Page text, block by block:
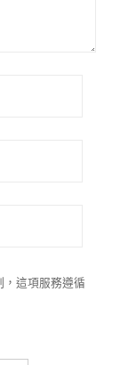
，這項服務遵循